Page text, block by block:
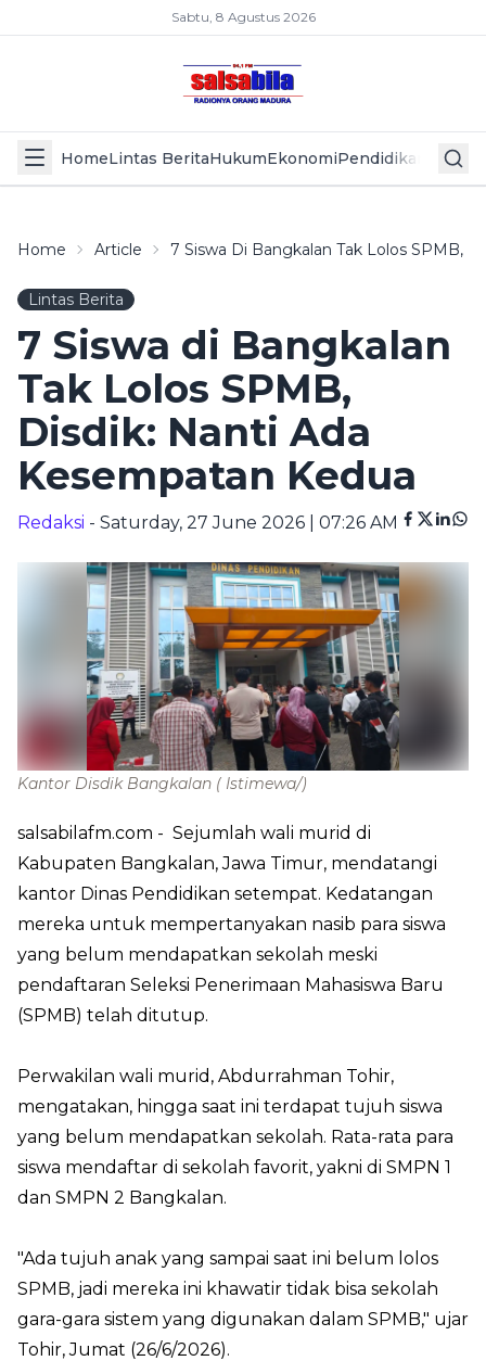
Sabtu, 8 Agustus 2026
HomeLintas BeritaHukumEkonomiPendidikan Politik
Home Article 7 Siswa Di Bangkalan Tak Lolos SPMB,
Lintas Berita
7 Siswa di Bangkalan
Tak Lolos SPMB,
Disdik: Nanti Ada
Kesempatan Kedua
Redaksi - Saturday, 27 June 2026 | 07:26 AM
Kantor Disdik Bangkalan ( Istimewa/)
salsabilafm.com - Sejumlah wali murid di
Kabupaten Bangkalan, Jawa Timur, mendatangi
kantor Dinas Pendidikan setempat. Kedatangan
mereka untuk mempertanyakan nasib para siswa
yang belum mendapatkan sekolah meski
pendaftaran Seleksi Penerimaan Mahasiswa Baru
(SPMB) telah ditutup.
Perwakilan wali murid, Abdurrahman Tohir,
mengatakan, hingga saat ini terdapat tujuh siswa
yang belum mendapatkan sekolah. Rata-rata para
siswa mendaftar di sekolah favorit, yakni di SMPN 1
dan SMPN 2 Bangkalan.
"Ada tujuh anak yang sampai saat ini belum lolos
SPMB, jadi mereka ini khawatir tidak bisa sekolah
gara-gara sistem yang digunakan dalam SPMB," ujar
Tohir, Jumat (26/6/2026).